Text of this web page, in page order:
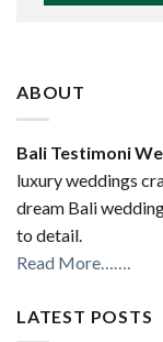
ABOUT
Bali Testimoni
luxury weddings
dream Bali
to detail.
Read More…….
LATEST POSTS